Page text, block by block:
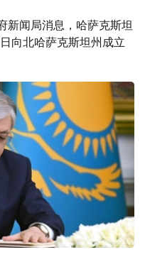
新闻局消息，哈萨克斯坦
向北哈萨克斯坦州成立